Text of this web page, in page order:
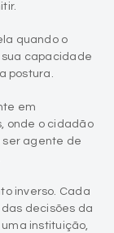
quando o
capacidade
postura.
em
onde o cidadão
ser agente de
inverso. Cada
decisões da
instituição,